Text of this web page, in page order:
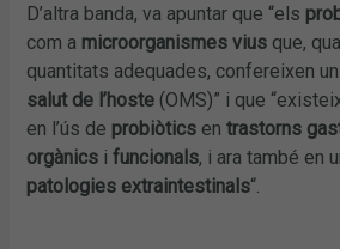
D’altra banda, va apuntar que “els
com a microorganismes vius que,
quantitats adequades, confereixen un
salut de l’hoste (OMS)” i que
en l’ús de probiòtics en trastorns
orgànics ifuncionals, i ara també en
patologies extraintestinals“.